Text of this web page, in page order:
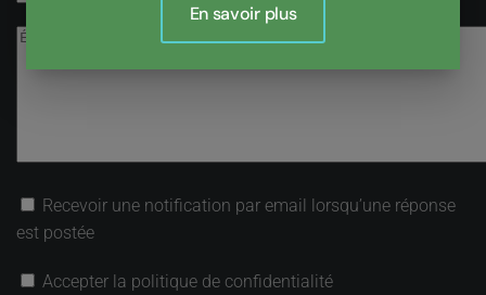
Recevoir une notification par email lorsqu’une réponse
est postée
Accepter la politique de confidentialité
En savoir plus